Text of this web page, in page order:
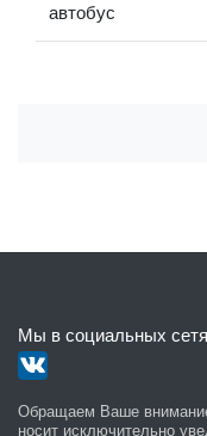
автобус
Мы в социальных
Обращаем Ваше
носит исключительно